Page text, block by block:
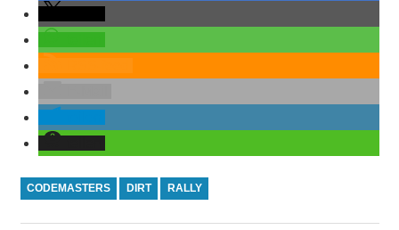
CODEMASTERS DIRT RALLY